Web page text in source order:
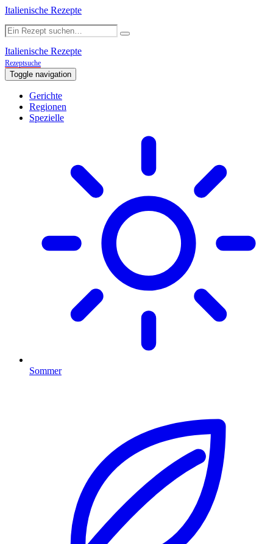
Italienische Rezepte
Italienische Rezepte
Rezeptsuche
Toggle navigation
Gerichte
Regionen
Spezielle
Sommer